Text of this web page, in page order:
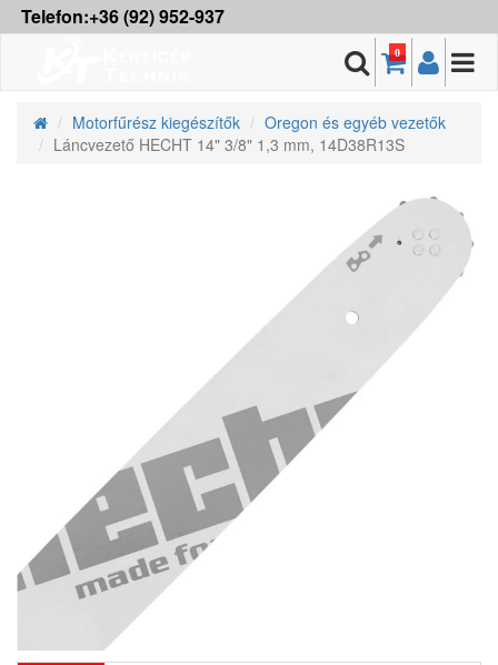
Telefon:+36 (92) 952-937
0
Motorfűrész kiegészítők
Oregon és egyéb vezetők
Láncvezető HECHT 14" 3/8" 1,3 mm, 14D38R13S